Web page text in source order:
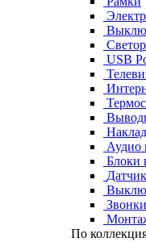
USB
Аудио
Блоки
По